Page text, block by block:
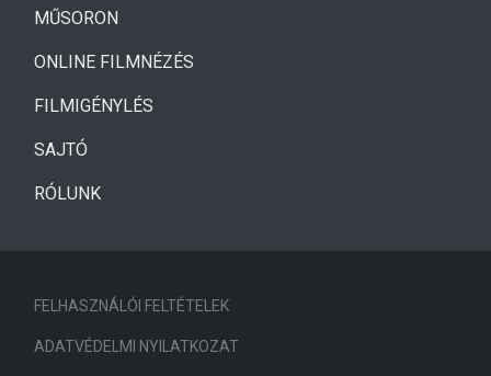
MŰSORON
ONLINE FILMNÉZÉS
FILMIGÉNYLÉS
SAJTÓ
RÓLUNK
FELHASZNÁLÓI FELTÉTELEK
ADATVÉDELMI NYILATKOZAT